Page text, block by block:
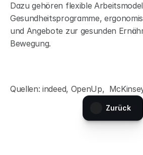
Dazu gehören flexible
Gesundheitsprogramme,
und Angebote zur gesunden
Bewegung.
Quellen: indeed, OpenUp,
Zurück